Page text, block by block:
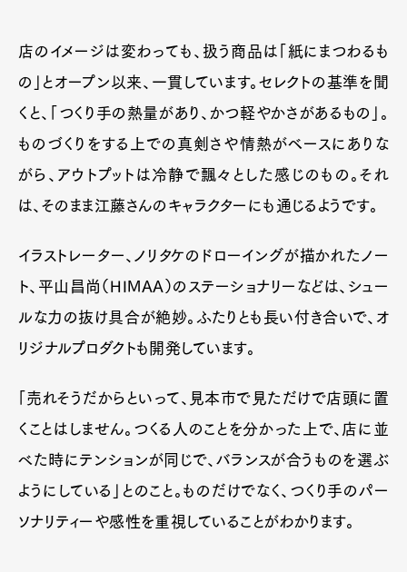
店のイメージは変わっても、扱う商品は「紙にまつわるも
の」とオープン以来、一貫しています。セレクトの基準を聞
くと、「つくり手の熱量があり、かつ軽やかさがあるもの」。
ものづくりをする上での真剣さや情熱がベースにありな
がら、アウトプットは冷静で飄々とした感じのもの。それ
は、そのまま江藤さんのキャラクターにも通じるようです。
イラストレーター、ノリタケのドローイングが描かれたノー
ト、平山昌尚（HIMAA）のステーショナリーなどは、シュー
ルな力の抜け具合が絶妙。ふたりとも長い付き合いで、オ
リジナルプロダクトも開発しています。
「売れそうだからといって、見本市で見ただけで店頭に置
くことはしません。つくる人のことを分かった上で、店に並
べた時にテンションが同じで、バランスが合うものを選ぶ
ようにしている」とのこと。ものだけでなく、つくり手のパー
ソナリティーや感性を重視していることがわかります。